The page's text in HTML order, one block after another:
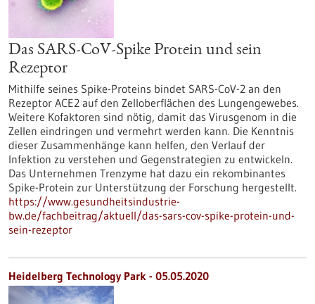
Das SARS-CoV-Spike Protein und sein
Rezeptor
Mithilfe seines Spike-Proteins bindet SARS-CoV-2 an den
Rezeptor ACE2 auf den Zelloberflächen des Lungengewebes.
Weitere Kofaktoren sind nötig, damit das Virusgenom in die
Zellen eindringen und vermehrt werden kann. Die Kenntnis
dieser Zusammenhänge kann helfen, den Verlauf der
Infektion zu verstehen und Gegenstrategien zu entwickeln.
Das Unternehmen Trenzyme hat dazu ein rekombinantes
Spike-Protein zur Unterstützung der Forschung hergestellt.
https://www.gesundheitsindustrie-
bw.de/fachbeitrag/aktuell/das-sars-cov-spike-protein-und-
sein-rezeptor
Heidelberg Technology Park - 05.05.2020